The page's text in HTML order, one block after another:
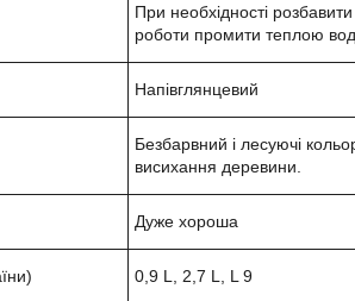
При необхідності
роботи промити теплою
Напівглянцевий
Безбарвний і лесуючі
висихання деревини.
Дуже хороша
0,9 L, 2,7 L, L 9